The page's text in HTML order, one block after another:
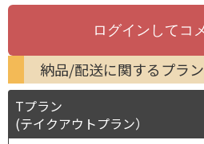
納品/配送に関するプラン
Tプラン
(テイクアウトプラン）